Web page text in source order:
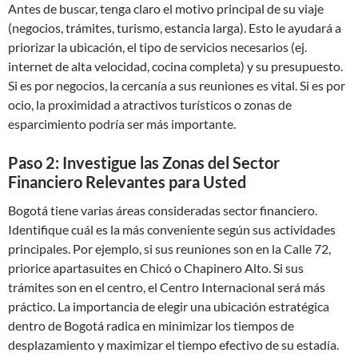
Antes de buscar, tenga claro el motivo principal de su viaje
(negocios, trámites, turismo, estancia larga). Esto le ayudará a
priorizar la ubicación, el tipo de servicios necesarios (ej.
internet de alta velocidad, cocina completa) y su presupuesto.
Si es por negocios, la cercanía a sus reuniones es vital. Si es por
ocio, la proximidad a atractivos turísticos o zonas de
esparcimiento podría ser más importante.
Paso 2: Investigue las Zonas del Sector
Financiero Relevantes para Usted
Bogotá tiene varias áreas consideradas sector financiero.
Identifique cuál es la más conveniente según sus actividades
principales. Por ejemplo, si sus reuniones son en la Calle 72,
priorice apartasuites en Chicó o Chapinero Alto. Si sus
trámites son en el centro, el Centro Internacional será más
práctico. La importancia de elegir una ubicación estratégica
dentro de Bogotá radica en minimizar los tiempos de
desplazamiento y maximizar el tiempo efectivo de su estadía.